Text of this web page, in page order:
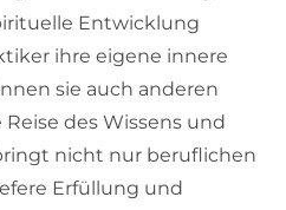
Entwicklung
ihre eigene innere
sie auch anderen
des Wissens und
nicht nur beruflichen
Erfüllung und